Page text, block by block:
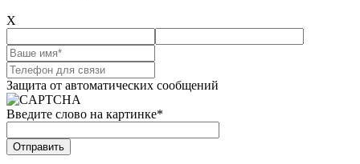
X
Защита от автоматических сообщений
Введите слово на картинке*